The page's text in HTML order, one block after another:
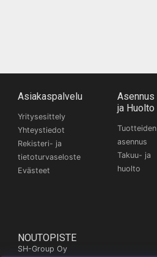
Asiakaspalvelu
Yritysesittely
Yhteystiedot
Rekisteri- ja
tietoturvaseloste
Evästeet
Asennus
ja Huolto
Tuotteiden
asennus
Takuu- ja
huolto
NOUTOPISTE
SH-Group Oy